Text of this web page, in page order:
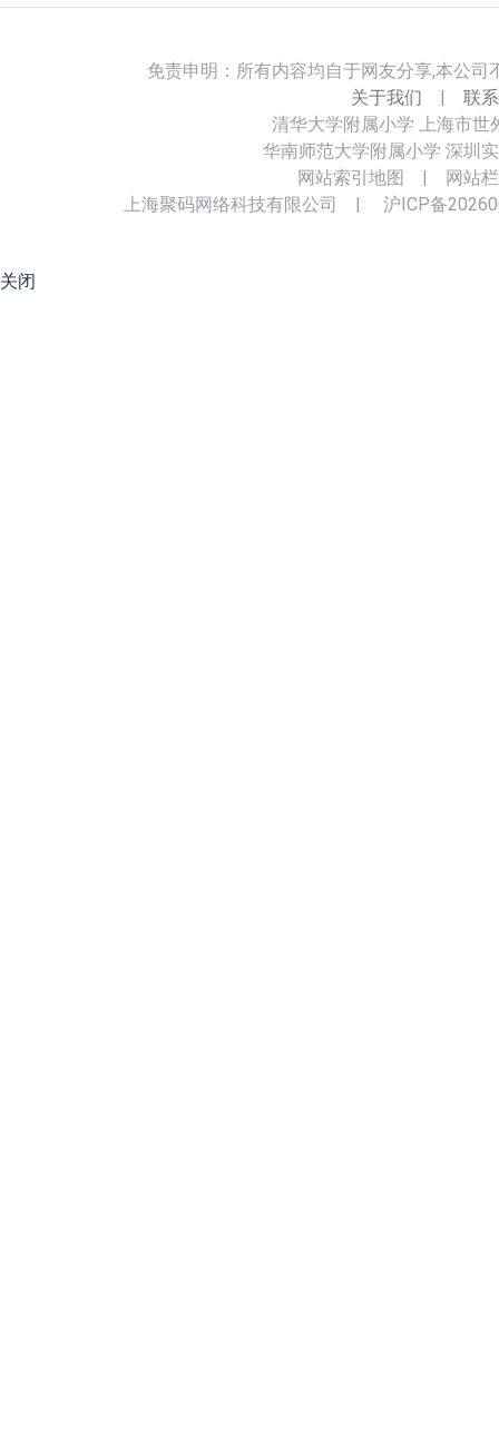
免责申明：所有内容均自于网友分享,本公
关于我们
联
清华大学附属小学 上海市世
华南师范大学附属小学 深圳
网站索引地图
网站
上海聚码网络科技有限公司
沪ICP备
关闭